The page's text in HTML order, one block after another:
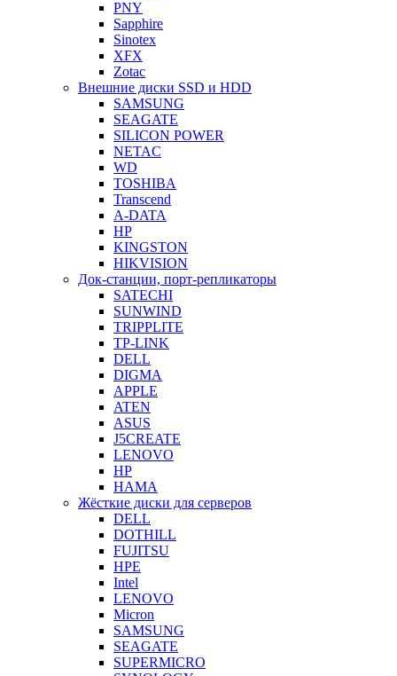
PNY
Sapphire
Sinotex
XFX
Zotac
Внешние диски SSD и HDD
SAMSUNG
SEAGATE
SILICON POWER
NETAC
WD
TOSHIBA
Transcend
A-DATA
HP
KINGSTON
HIKVISION
Док-станции, порт-репликаторы
SATECHI
SUNWIND
TRIPPLITE
TP-LINK
DELL
DIGMA
APPLE
ATEN
ASUS
J5CREATE
LENOVO
HP
HAMA
Жёсткие диски для серверов
DELL
DOTHILL
FUJITSU
HPE
Intel
LENOVO
Micron
SAMSUNG
SEAGATE
SUPERMICRO